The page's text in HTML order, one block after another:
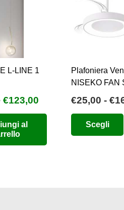
L-LINE 1
Il
prezzo
originale
era:
€123,00
prezzo
al
Plafoniera
NISEKO FAN
€25,00 - €
Scegli